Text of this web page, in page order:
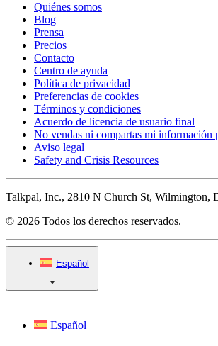
Quiénes somos
Blog
Prensa
Precios
Contacto
Centro de ayuda
Política de privacidad
Preferencias de cookies
Términos y condiciones
Acuerdo de licencia de usuario final
No vendas ni compartas mi información
Aviso legal
Safety and Crisis Resources
Talkpal, Inc., 2810 N Church St, Wilmington,
© 2026 Todos los derechos reservados.
Español
Español